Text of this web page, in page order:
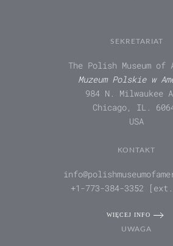
SEKRETARIAT
The Polish Museum of
Muzeum Polskie w
984 N. Milwaukee
Chicago, IL.
USA
KONTAKT
+1-773-384-3352
WIĘCEJ INFO
UWAGA